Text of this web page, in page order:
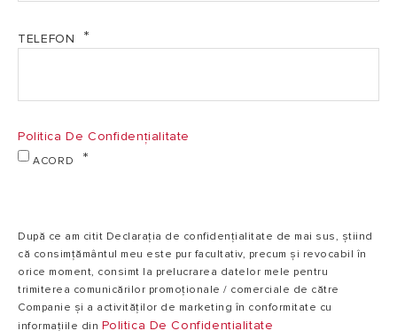
TELEFON
Politica De Confidențialitate
ACORD
După ce am citit Declarația de confidențialitate de mai sus, știind
că consimțământul meu este pur facultativ, precum și revocabil în
orice moment, consimt la prelucrarea datelor mele pentru
trimiterea comunicărilor promoționale / comerciale de către
Companie și a activităților de marketing în conformitate cu
informațiile din Politica De Confidențialitate